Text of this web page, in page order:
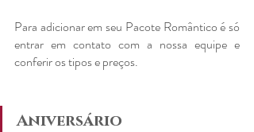
Para adicionar em seu Pacote Romântico é só
entrar em contato com a nossa equipe e
conferir os tipos e preços.
Aniversário